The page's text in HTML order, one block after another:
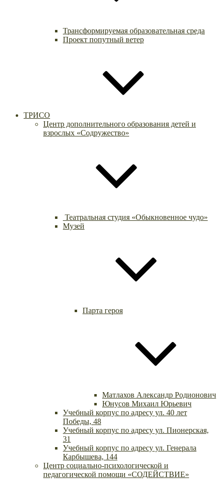
Трансформируемая образовательная среда
Проект попутный ветер
ТРИСО
Центр дополнительного образования детей и
взрослых «Содружество»
Театральная студия «Обыкновенное чудо»
Музей
Парта героя
Матлахов Александр Родионович
Юнусов Михаил Юрьевич
Учебный корпус по адресу ул. 40 лет
Победы, 48
Учебный корпус по адресу ул. Пионерская,
31
Учебный корпус по адресу ул. Генерала
Карбышева, 144
Центр социально-психологической и
педагогической помощи «СОДЕЙСТВИЕ»